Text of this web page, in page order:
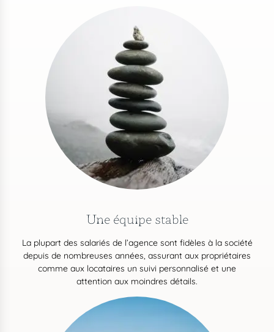
Une équipe stable
La plupart des salariés de l’agence sont fidèles à la société
depuis de nombreuses années, assurant aux propriétaires
comme aux locataires un suivi personnalisé et une
attention aux moindres détails.